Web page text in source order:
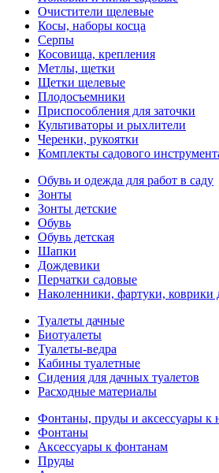
Очистители щелевые
Косы, наборы косца
Серпы
Косовища, крепления
Метлы, щетки
Щетки щелевые
Плодосъемники
Приспособления для заточки
Культиваторы и рыхлители
Черенки, рукоятки
Комплекты садового
Обувь и одежда для работ в саду
Зонты
Зонты детские
Обувь
Обувь детская
Шапки
Дождевики
Перчатки садовые
Наколенники, фартуки, коврики
Туалеты дачные
Биотуалеты
Туалеты-ведра
Кабины туалетные
Сидения для дачных туалетов
Расходные материалы
Фонтаны, пруды и аксессуары к
Фонтаны
Аксессуары к фонтанам
Пруды